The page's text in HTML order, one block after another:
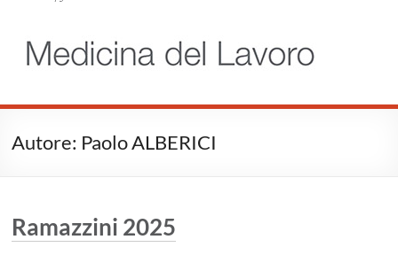
Autore: Paolo ALBERICI
Ramazzini 2025